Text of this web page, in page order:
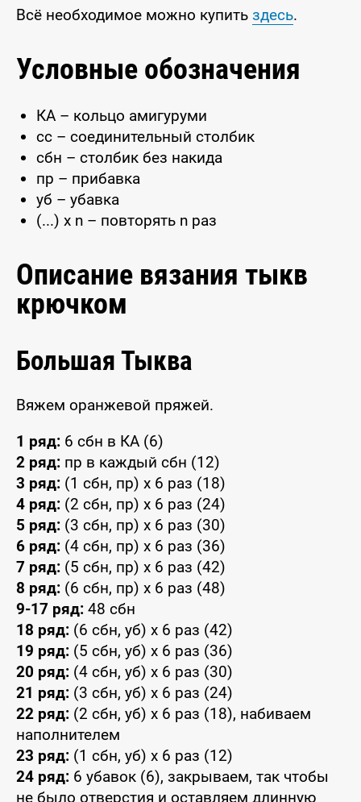
Всё необходимое можно купить здесь.
Условные обозначения
КА – кольцо амигуруми
сс – соединительный столбик
сбн – столбик без накида
пр – прибавка
уб – убавка
(...) x n – повторять n раз
Описание вязания тыкв
крючком
Большая Тыква
Вяжем оранжевой пряжей.
1 ряд: 6 сбн в КА (6)
2 ряд: пр в каждый сбн (12)
3 ряд: (1 сбн, пр) x 6 раз (18)
4 ряд: (2 сбн, пр) x 6 раз (24)
5 ряд: (3 сбн, пр) x 6 раз (30)
6 ряд: (4 сбн, пр) x 6 раз (36)
7 ряд: (5 сбн, пр) x 6 раз (42)
8 ряд: (6 сбн, пр) x 6 раз (48)
9-17 ряд: 48 сбн
18 ряд: (6 сбн, уб) x 6 раз (42)
19 ряд: (5 сбн, уб) x 6 раз (36)
20 ряд: (4 сбн, уб) x 6 раз (30)
21 ряд: (3 сбн, уб) x 6 раз (24)
22 ряд: (2 сбн, уб) x 6 раз (18), набиваем
наполнителем
23 ряд: (1 сбн, уб) x 6 раз (12)
24 ряд: 6 убавок (6), закрываем, так чтобы
не было отверстия и оставляем длинную